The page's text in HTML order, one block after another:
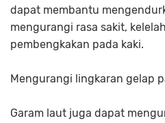
dapat membantu
mengurangi rasa sakit,
pembengkakan pada kaki.
Mengurangi lingkaran gelap
Garam laut juga dapat